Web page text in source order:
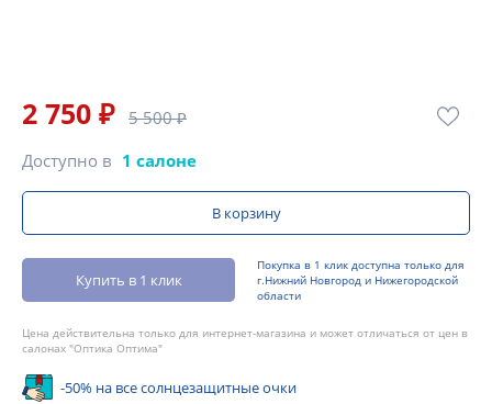
2 750 ₽ 5 500 ₽
Доступно в 1 салоне
В корзину
Купить в 1 клик
Покупка в 1 клик доступна только для
г.Нижний Новгород и Нижегородской
области
Цена действительна только для интернет-магазина и может отличаться от цен в
салонах "Оптика Оптима"
-50% на все солнцезащитные очки